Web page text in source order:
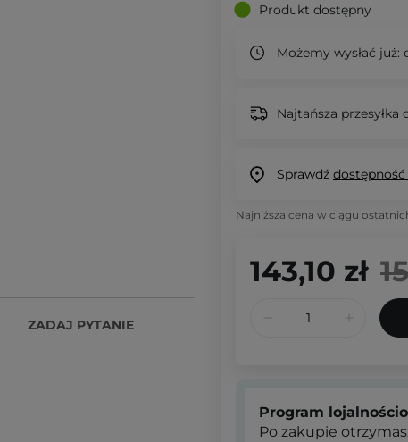
ZADAJ PYTANIE
Produkt dostępny
Możemy wysłać już:
Najtańsza przesyłka
Sprawdź
Najniższa cena w ciągu
143,10 zł
Program
Po zakupie